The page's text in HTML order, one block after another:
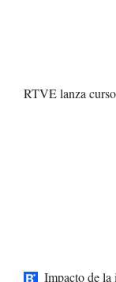
RTVE lanza
Impacto de